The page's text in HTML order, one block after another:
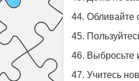
44. Обливайте
45.
46. Выбросьте
47. Учитесь